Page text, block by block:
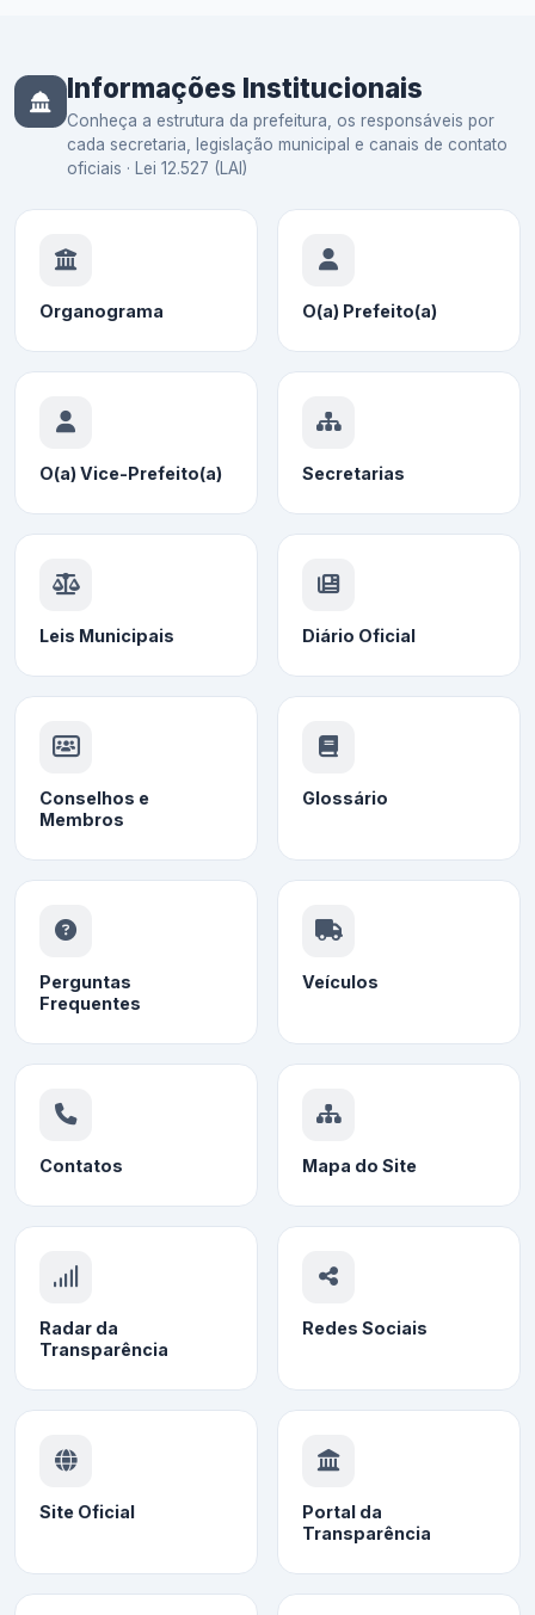
Informações Institucionais
Conheça a estrutura da prefeitura, os responsáveis por
cada secretaria, legislação municipal e canais de contato
oficiais · Lei 12.527 (LAI)
Organograma O(a) Prefeito(a)
O(a) Vice-Prefeito(a) Secretarias
Leis Municipais Diário Oficial
Conselhos e
Membros
Glossário
Perguntas
Frequentes
Veículos
Contatos Mapa do Site
Radar da
Transparência
Redes Sociais
Site Oficial
Portal da
Transparência